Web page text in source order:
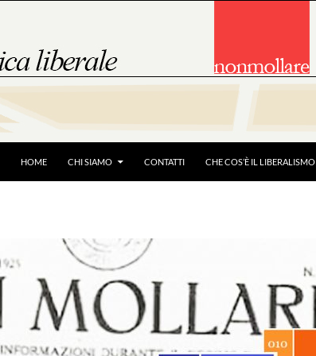
HOME CHI SIAMO CONTATTI CHE COS’È IL LIBERALISMO